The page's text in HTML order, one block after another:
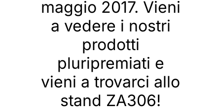
maggio 2017. Vieni
a vedere i nostri
prodotti
pluripremiati e
vieni a trovarci allo
stand ZA306!